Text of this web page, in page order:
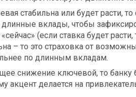
стабильна или будет расти, то
вклады, чтобы
(если ставка будет расти,
– то это страховка от
по длинным вкладам.
снижение ключевой, то банку
делается на